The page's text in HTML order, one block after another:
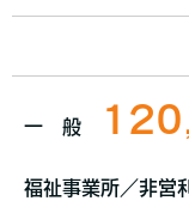
一 般
福祉事業所／非営